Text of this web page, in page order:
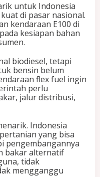
untuk Indonesia
di pasar nasional.
kendaraan E100 di
kesiapan bahan
biodiesel, tetapi
bensin belum
flex fuel ingin
perlu
jalur distribusi,
Indonesia
yang bisa
pengembangannya
bakar alternatif
tidak
mengganggu